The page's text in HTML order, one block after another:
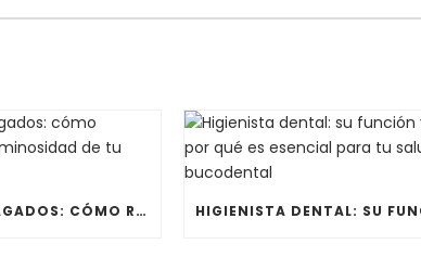
DIENTES APAGADOS: CÓMO RECUPERAR LA LUMINOSIDAD DE TU SONRISA